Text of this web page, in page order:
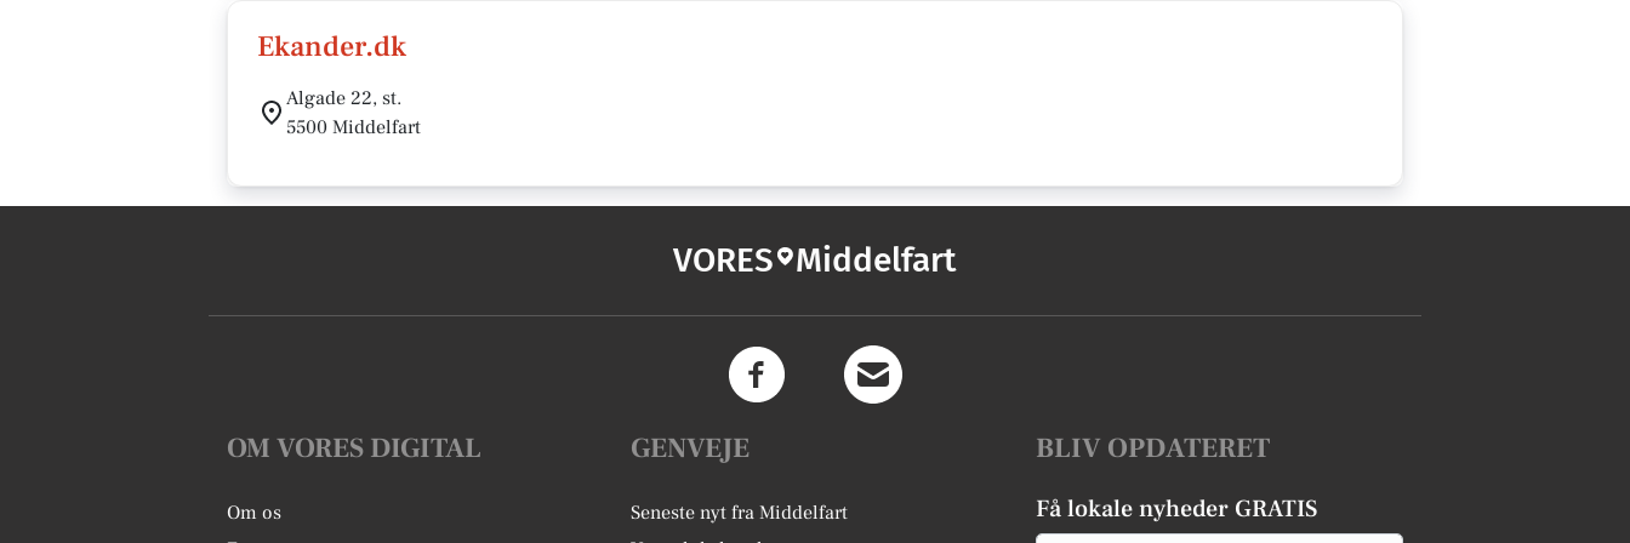
Ekander.dk
Algade 22, st.
5500 Middelfart
VORES Middelfart
OM VORES DIGITAL
Om os
GENVEJE
Seneste nyt fra Middelfart
BLIV OPDATERET
Få lokale nyheder GRATIS